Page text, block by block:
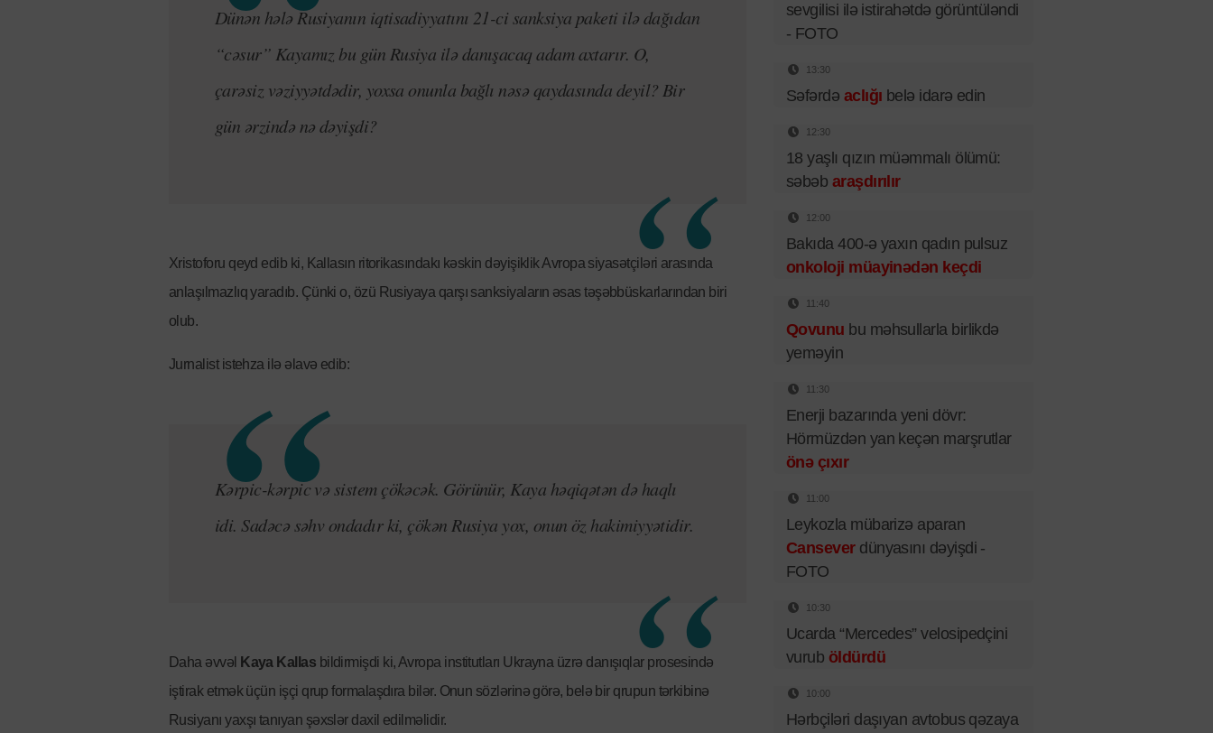
Dünən hələ Rusiyanın iqtisadiyyatını 21-ci sanksiya paketi ilə dağıdan
“cəsur” Kayamız bu gün Rusiya ilə danışacaq adam axtarır. O,
çarəsiz vəziyyətdədir, yoxsa onunla bağlı nəsə qaydasında deyil? Bir
gün ərzində nə dəyişdi?
Xristoforu qeyd edib ki, Kallasın ritorikasındakı kəskin dəyişiklik Avropa siyasətçiləri arasında
anlaşılmazlıq yaradıb. Çünki o, özü Rusiyaya qarşı sanksiyaların əsas təşəbbüskarlarından biri
olub.
Jurnalist istehza ilə əlavə edib:
Kərpic-kərpic və sistem çökəcək. Görünür, Kaya həqiqətən də haqlı
idi. Sadəcə səhv ondadır ki, çökən Rusiya yox, onun öz hakimiyyətidir.
Daha əvvəl Kaya Kallas bildirmişdi ki, Avropa institutları Ukrayna üzrə danışıqlar prosesində
iştirak etmək üçün işçi qrup formalaşdıra bilər. Onun sözlərinə görə, belə bir qrupun tərkibinə
Rusiyanı yaxşı tanıyan şəxslər daxil edilməlidir.
sevgilisi ilə istirahətdə görüntüləndi
- FOTO
13:30
Səfərdə aclığı belə idarə edin
12:30
18 yaşlı qızın müəmmalı ölümü:
səbəb araşdırılır
12:00
Bakıda 400-ə yaxın qadın pulsuz
onkoloji müayinədən keçdi
11:40
Qovunu bu məhsullarla birlikdə
yeməyin
11:30
Enerji bazarında yeni dövr:
Hörmüzdən yan keçən marşrutlar
önə çıxır
11:00
Leykozla mübarizə aparan
Canseverdünyasını dəyişdi -
FOTO
10:30
Ucarda “Mercedes” velosipedçini
vurub öldürdü
10:00
Hərbçiləri daşıyan avtobus qəzaya